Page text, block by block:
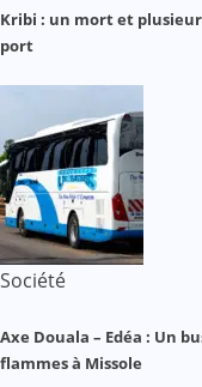
Kribi : un mort et
port
Société
Axe Douala – Edéa : Un
flammes à Missole